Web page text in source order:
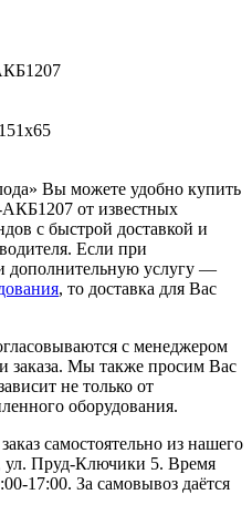
Вы можете удобно купить
от известных
с быстрой доставкой и
Если при
дополнительную услугу —
, то доставка для Вас
с менеджером
заказа. Мы также просим Вас
не только от
оборудования.
самостоятельно из нашего
ул. Пруд-Ключики 5. Время
17:00. За самовывоз даётся